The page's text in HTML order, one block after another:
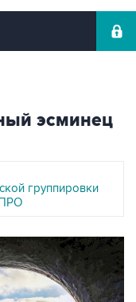
эсминец
группировки